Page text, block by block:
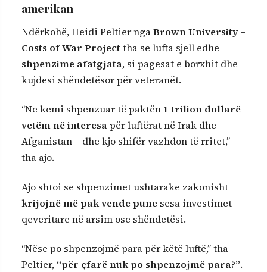
amerikan
Ndërkohë, Heidi Peltier ngaBrown University –
Costs of War Project tha se lufta sjell edhe
shpenzime afatgjata, si pagesat e borxhit dhe
kujdesi shëndetësor për veteranët.
“Ne kemi shpenzuar të paktën 1 trilion dollarë
vetëm në interesapër luftërat në Irak dhe
Afganistan – dhe kjo shifër vazhdon të rritet,”
tha ajo.
Ajo shtoi se shpenzimet ushtarake zakonisht
krijojnë më pak vende pune sesa investimet
qeveritare në arsim ose shëndetësi.
“Nëse po shpenzojmë para për këtë luftë,” tha
Peltier, “për çfarë nuk po shpenzojmë para?”.